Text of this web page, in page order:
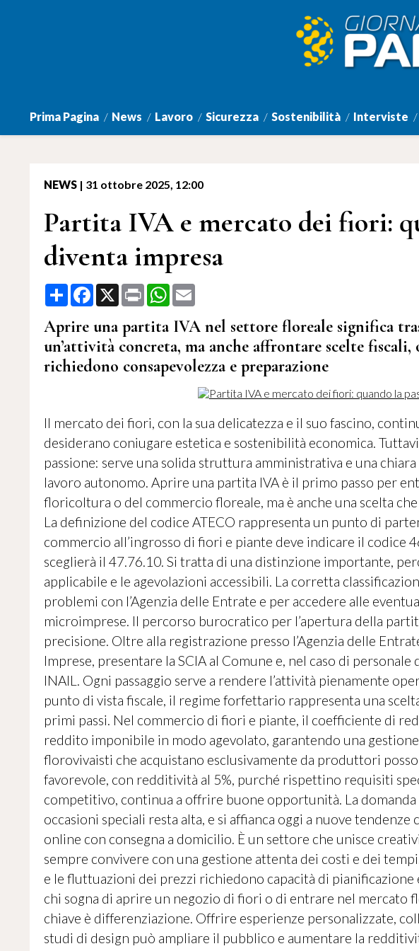
Prima Pagina News Lavoro Sicurezza Sostenibilità Interviste
NEWS | 31 ottobre 2025, 12:00
Partita IVA e mercato dei fiori:
diventa impresa
Share Facebook
X Print WhatsApp
Aprire una partita IVA nel settore floreale significa
un’attività concreta, ma anche affrontare scelte fiscali,
richiedono consapevolezza e preparazione
Il mercato dei fiori, con la sua delicatezza e il suo fascino,
desiderano coniugare estetica e sostenibilità economica.
passione: serve una solida struttura amministrativa e una
lavoro autonomo. Aprire una partita IVA è il primo passo per
floricoltura o del commercio floreale, ma è anche una scelta
La definizione del codice ATECO rappresenta un punto di
commercio all’ingrosso di fiori e piante deve indicare il codice
sceglierà il 47.76.10. Si tratta di una distinzione importante,
applicabile e le agevolazioni accessibili. La corretta
problemi con l’Agenzia delle Entrate e per accedere alle
microimprese. Il percorso burocratico per l’apertura della
precisione. Oltre alla registrazione presso l’Agenzia delle
Imprese, presentare la SCIA al Comune e, nel caso di
INAIL. Ogni passaggio serve a rendere l’attività pienamente
punto di vista fiscale, il regime forfettario rappresenta una
primi passi. Nel commercio di fiori e piante, il coefficiente di
reddito imponibile in modo agevolato, garantendo una
florovivaisti che acquistano esclusivamente da produttori
favorevole, con redditività al 5%, purché rispettino requisiti
competitivo, continua a offrire buone opportunità. La
occasioni speciali resta alta, e si affianca oggi a nuove
online con consegna a domicilio. È un settore che unisce
sempre convivere con una gestione attenta dei costi e dei
e le fluttuazioni dei prezzi richiedono capacità di pianificazione
chi sogna di aprire un negozio di fiori o di entrare nel mercato
chiave è differenziazione. Offrire esperienze personalizzate,
studi di design può ampliare il pubblico e aumentare la